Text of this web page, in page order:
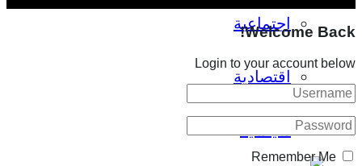
اجتماعية
اقتصادية
Welcome Back!
Login to your account below
Remember Me